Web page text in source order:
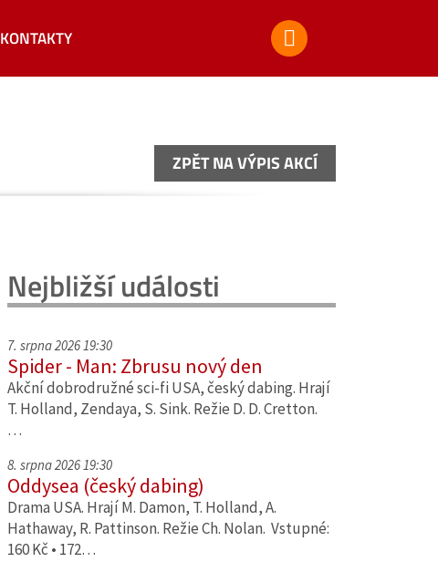
KONTAKTY
ZPĚT NA VÝPIS AKCÍ
ZPĚT NA VÝPIS AKCÍ
Nejbližší události
7. srpna 2026 19:30
Spider - Man: Zbrusu nový den
Akční dobrodružné sci-fi USA, český dabing. Hrají
T. Holland, Zendaya, S. Sink. Režie D. D. Cretton.
…
8. srpna 2026 19:30
Oddysea (český dabing)
Drama USA. Hrají M. Damon, T. Holland, A.
Hathaway, R. Pattinson. Režie Ch. Nolan. Vstupné:
160 Kč • 172…